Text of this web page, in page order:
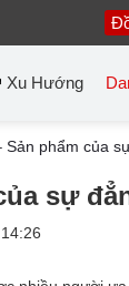
Xu Hướng
phẩm của
sự
14:26